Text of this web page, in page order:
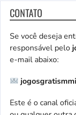
CONTATO
Se você deseja
responsável pelo
e-mail abaixo:
Este é o canal